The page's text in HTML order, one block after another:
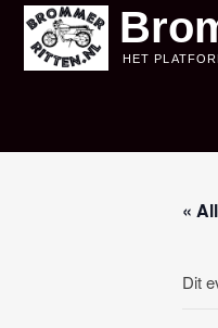
Skip
content
HET
«
Dit